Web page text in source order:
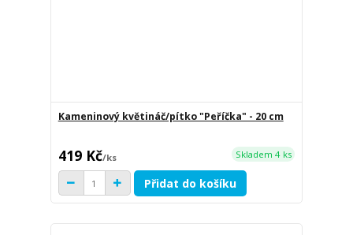
Kameninový květináč/pítko "Peříčka" - 20 cm
419 Kč/ks Skladem 4 ks
Přidat do košíku